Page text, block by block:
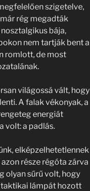
szigetelve,
rég megadták
bája,
nem tartják bent a
romlott, de most
világossá vált, hogy
A falak vékonyak, a
energiát
volt: a padlás.
elképzelhetetlennek
része régóta zárva
olyan sűrű volt, hogy
lámpát hozott